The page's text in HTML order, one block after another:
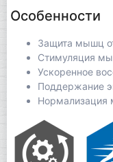
Особенности
Защита мышц
Стимуляция
Ускоренное
Поддержание
Нормализация